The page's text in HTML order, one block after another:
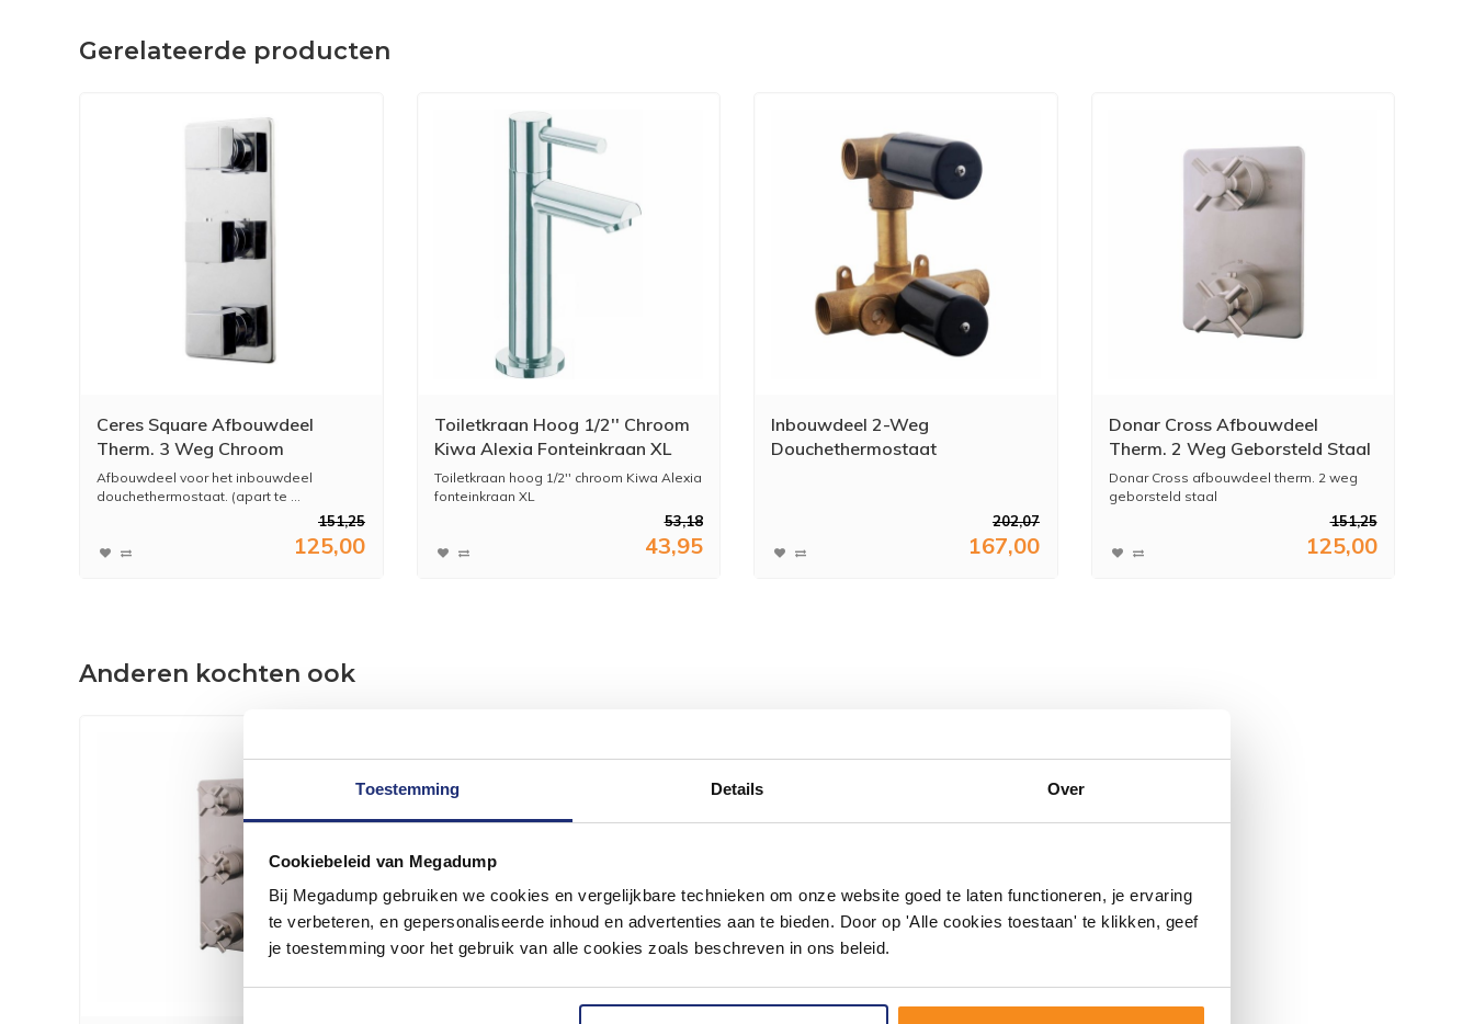
Toestemming Details Over
Cookiebeleid van Megadump
Bij Megadump gebruiken we cookies en vergelijkbare technieken om onze website goed te laten functioneren, je ervaring
te verbeteren, en gepersonaliseerde inhoud en advertenties aan te bieden. Door op 'Alle cookies toestaan' te klikken, geef
je toestemming voor het gebruik van alle cookies zoals beschreven in ons beleid.
Gerelateerde producten
Ceres Square Afbouwdeel
Therm. 3 Weg Chroom
Afbouwdeel voor het inbouwdeel
douchethermostaat. (apart te ...
151,25
125,00
Toiletkraan Hoog 1/2'' Chroom
Kiwa Alexia Fonteinkraan XL
Toiletkraan hoog 1/2'' chroom Kiwa Alexia
fonteinkraan XL
53,18
43,95
Inbouwdeel 2-Weg
Douchethermostaat
202,07
167,00
Donar Cross Afbouwdeel
Therm. 2 Weg Geborsteld Staal
Donar Cross afbouwdeel therm. 2 weg
geborsteld staal
151,25
125,00
Anderen kochten ook